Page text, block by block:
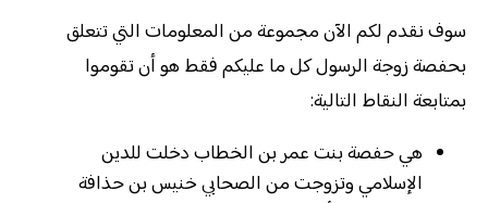
سوف نقدم لكم الآن مجموعة من المعلومات التي تتعلق
بحفصة زوجة الرسول كل ما عليكم فقط هو أن تقوموا
بمتابعة النقاط التالية:
هي حفصة بنت عمر بن الخطاب دخلت للدين
الإسلامي وتزوجت من الصحابي خنيس بن حذافة